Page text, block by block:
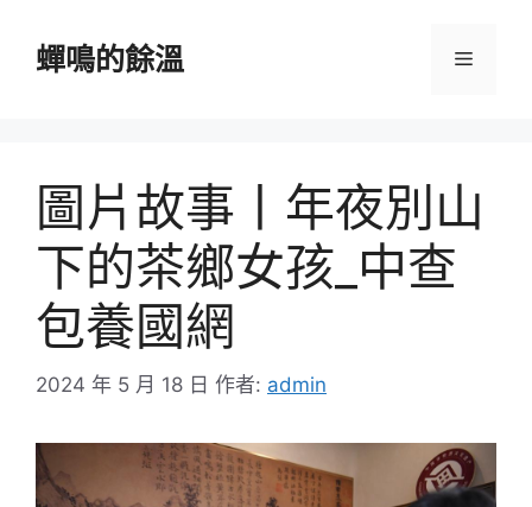
蟬鳴的餘溫 選
圖片故事丨年夜別山
下的茶鄉女孩_中查
包養國網
2024 年 5 月 18 日 作者: admin